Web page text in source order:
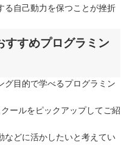
る自己動力を保つことが挫折
すすめプログラミン
グ目的で学べるプログラミン
ールをピックアップしてご紹
などに活かしたいと考えてい